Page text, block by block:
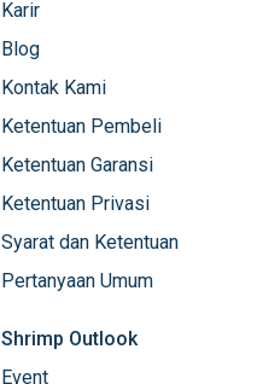
Karir
Blog
Kontak Kami
Ketentuan Pembeli
Ketentuan Garansi
Ketentuan Privasi
Syarat dan Ketentuan
Pertanyaan Umum
Shrimp Outlook
Event